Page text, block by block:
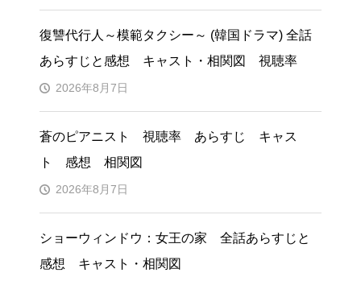
復讐代行人～模範タクシー～ (韓国ドラマ) 全話
あらすじと感想 キャスト・相関図 視聴率
2026年8月7日
蒼のピアニスト 視聴率 あらすじ キャス
ト 感想 相関図
2026年8月7日
ショーウィンドウ：女王の家 全話あらすじと
感想 キャスト・相関図